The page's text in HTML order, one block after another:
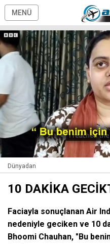
MENÜ
Dünyadan
10 DAKİKA
Faciayla sonuçlanan Air
nedeniyle geciken ve 10
Bhoomi Chauhan, "Bu